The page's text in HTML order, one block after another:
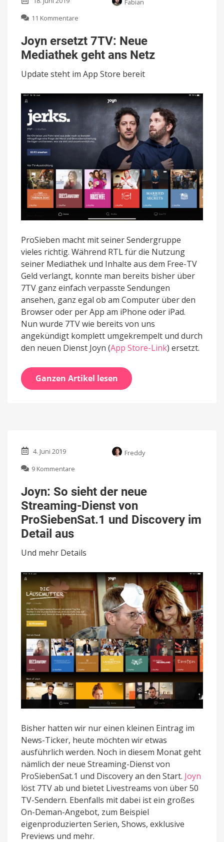
Fabian
11 Kommentare
ersetzt
7TV:
Neue
geht
Netz
Joyn ersetzt 7TV: Neue
Mediathek geht ans Netz
Update steht im App Store bereit
ProSieben macht mit seiner Sendergruppe
vieles richtig. Während RTL für die Nutzung
seiner Mediathek und Inhalte aus dem Free-TV
Geld verlangt, konnte man bereits bisher über
7TV ganz einfach verpasste Sendungen
ansehen, ganz egal ob am Computer über den
Browser oder per App am iPhone oder iPad.
Nun wurde 7TV wie bereits von uns
angekündigt komplett umgekrempelt und durch
den neuen Dienst Joyn (App Store-Link) ersetzt.
Ganzen Artikel lesen
4. Juni 2019
Freddy
9 Kommentare
So
sieht
der
neue
Streaming-
ProSiebenSat.1
Discovery
im
Detail
aus
Joyn: So sieht der neue
Streaming-Dienst von
ProSiebenSat.1 und Discovery im
Detail aus
Und mehr Details
Bisher hatten wir nur einen kleinen Eintrag im
News-Ticker, heute möchten wir etwas
ausführlich werden. Noch in diesem Monat geht
nämlich der neue Streaming-Dienst von
ProSiebenSat.1 und Discovery an den Start. Joyn
löst 7TV ab und bietet Livestreams von über 50
TV-Sendern. Ebenfalls mit dabei ist ein großes
On-Deman-Angebot, zum Beispiel
eigenproduzierten Serien, Shows, exklusive
Previews und mehr.